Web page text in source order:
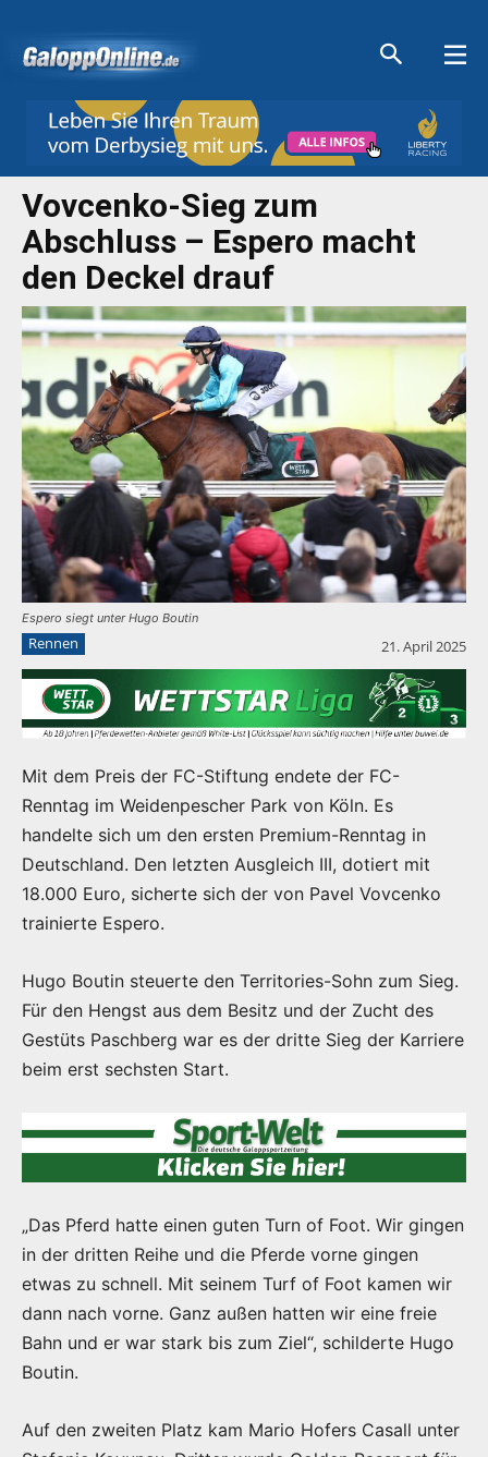
Vovcenko-Sieg zum
Abschluss – Espero macht
den Deckel drauf
Espero siegt unter Hugo Boutin
Rennen 21. April 2025
Mit dem Preis der FC-Stiftung endete der FC-
Renntag im Weidenpescher Park von Köln. Es
handelte sich um den ersten Premium-Renntag in
Deutschland. Den letzten Ausgleich III, dotiert mit
18.000 Euro, sicherte sich der von Pavel Vovcenko
trainierte Espero.
Hugo Boutin steuerte den Territories-Sohn zum Sieg.
Für den Hengst aus dem Besitz und der Zucht des
Gestüts Paschberg war es der dritte Sieg der Karriere
beim erst sechsten Start.
„Das Pferd hatte einen guten Turn of Foot. Wir gingen
in der dritten Reihe und die Pferde vorne gingen
etwas zu schnell. Mit seinem Turf of Foot kamen wir
dann nach vorne. Ganz außen hatten wir eine freie
Bahn und er war stark bis zum Ziel“, schilderte Hugo
Boutin.
Auf den zweiten Platz kam Mario Hofers Casall unter